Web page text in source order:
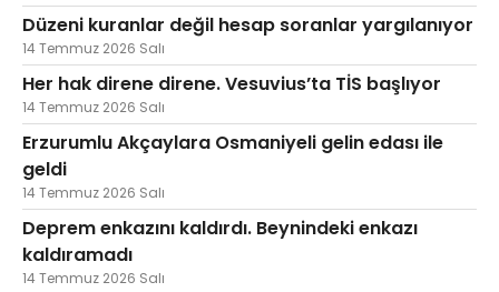
Düzeni kuranlar değil hesap soranlar yargılanıyor
14 Temmuz 2026 Salı
Her hak direne direne. Vesuvius’ta TİS başlıyor
14 Temmuz 2026 Salı
Erzurumlu Akçaylara Osmaniyeli gelin edası ile
geldi
14 Temmuz 2026 Salı
Deprem enkazını kaldırdı. Beynindeki enkazı
kaldıramadı
14 Temmuz 2026 Salı